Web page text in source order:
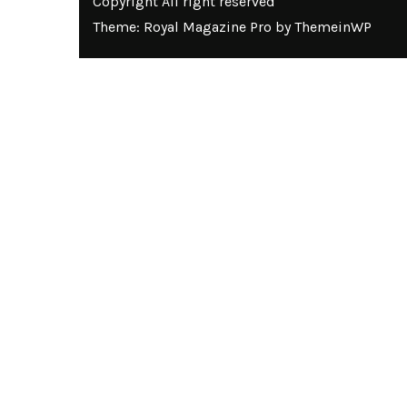
Theme: Royal Magazine Pro byThemeinWP